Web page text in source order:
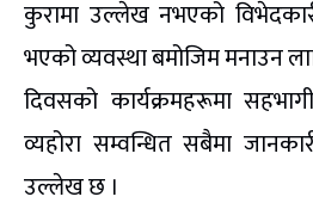
कुरामा उल्लेख नभएको
भएको व्यवस्था बमोजिम मनाउन
दिवसको कार्यक्रमहरूमा
व्यहोरा सम्वन्धित सबैमा
उल्लेख छ ।